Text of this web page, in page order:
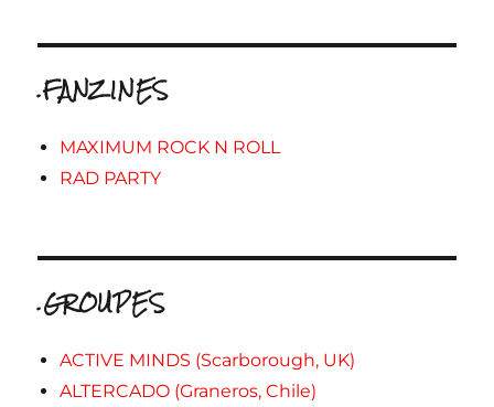
.FANZINES
MAXIMUM ROCK N ROLL
RAD PARTY
.GROUPES
ACTIVE MINDS (Scarborough, UK)
ALTERCADO (Graneros, Chile)